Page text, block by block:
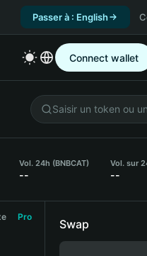
Passer à : English
Connect wallet
Vol. 24h (BNBCAT)
--
Vol. sur
--
Pro
Swap